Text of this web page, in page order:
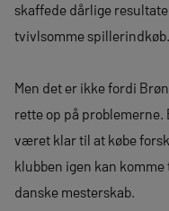
skaffede dårlige
tvivlsomme spillerindkøb.
Men det er ikke fordi
rette op på
været klar til at købe
klubben igen kan
danske mesterskab.